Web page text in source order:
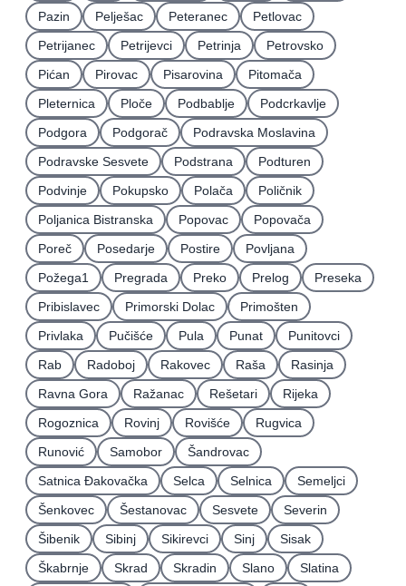
Pazin
Pelješac Peteranec
Petlovac
Petrijanec
Petrijevci Petrinja
Petrovsko
Pićan
Pirovac Pisarovina
Pitomača
Pleternica
Ploče Podbablje
Podcrkavlje
Podgora
Podgorač
Podravska Moslavina
Podravske Sesvete
Podstrana
Podturen
Podvinje
Pokupsko Polača
Poličnik
Poljanica Bistranska
Popovac
Popovača
Poreč
Posedarje Postire
Povljana
Požega1
Pregrada Preko Prelog
Preseka
Pribislavec
Primorski Dolac
Primošten
Privlaka
Pučišće Pula Punat
Punitovci
Rab
Radoboj Rakovec Raša
Rasinja
Ravna Gora
Ražanac Rešetari
Rijeka
Rogoznica
Rovinj Rovišće
Rugvica
Runović
Samobor
Šandrovac
Satnica Ðakovačka
Selca Selnica
Semeljci
Šenkovec
Šestanovac Sesvete
Severin
Šibenik
Sibinj Sikirevci Sinj
Sisak
Škabrnje
Skrad Skradin Slano
Slatina